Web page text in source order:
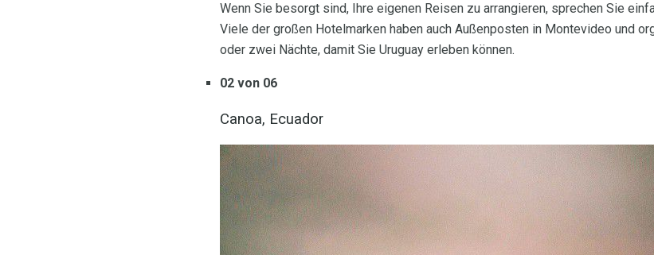
Wenn Sie besorgt sind, Ihre eigenen Reisen zu arrangieren, sprechen Sie
Viele der großen Hotelmarken haben auch Außenposten in Montevideo und
oder zwei Nächte, damit Sie Uruguay erleben können.
02 von 06
Canoa, Ecuador